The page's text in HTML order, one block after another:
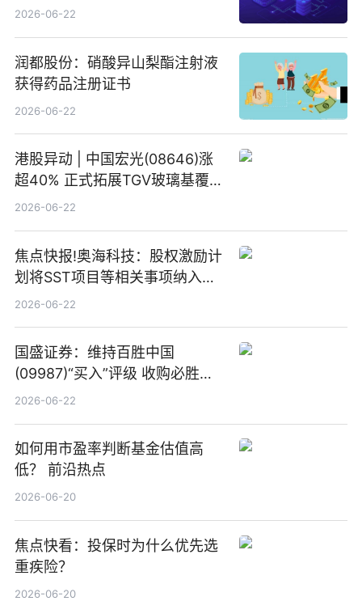
2026-06-22
润都股份：硝酸异山梨酯注射液
获得药品注册证书
2026-06-22
港股异动 | 中国宏光(08646)涨
超40% 正式拓展TGV玻璃基覆铜
板新材料业务
2026-06-22
焦点快报!奥海科技：股权激励计
划将SST项目等相关事项纳入专
项业务发展考核指标
2026-06-22
国盛证券：维持百胜中国
(09987)“买入”评级 收购必胜客
中国增厚利润加速成长 信息
2026-06-22
如何用市盈率判断基金估值高
低？ 前沿热点
2026-06-20
焦点快看：投保时为什么优先选
重疾险？
2026-06-20